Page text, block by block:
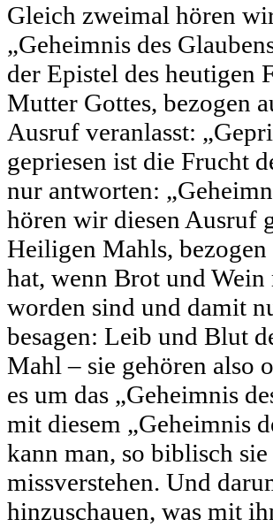
Gleich zweimal hören
„Geheimnis des
der Epistel des heutigen
Mutter Gottes, bezogen
Ausruf veranlasst:
gepriesen ist die Frucht
nur antworten:
hören wir diesen Ausruf
Heiligen Mahls, bezogen
hat, wenn Brot und
worden sind und damit
besagen: Leib und Blut
Mahl – sie gehören also
es um das „Geheimnis
mit diesem „Geheimnis
kann man, so biblisch
missverstehen. Und
hinzuschauen, was mit